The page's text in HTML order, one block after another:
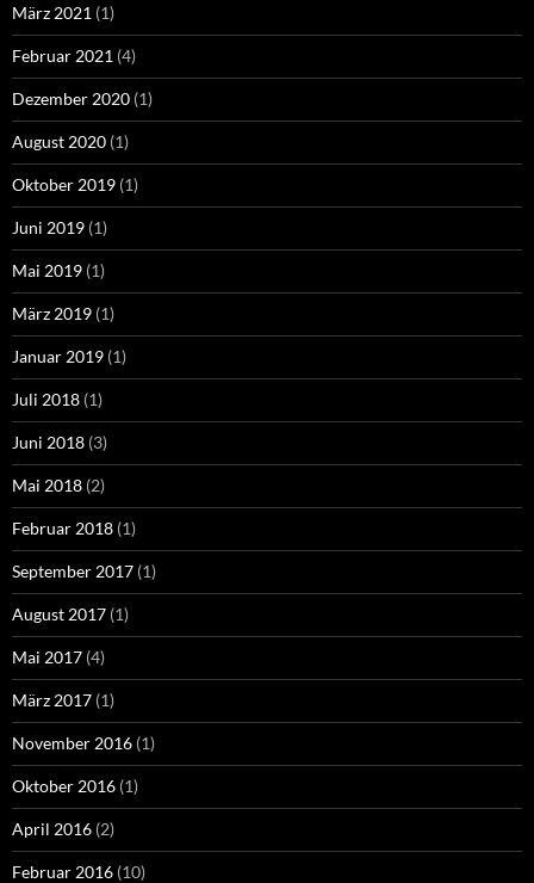
März 2021 (1)
Februar 2021 (4)
Dezember 2020 (1)
August 2020 (1)
Oktober 2019 (1)
Juni 2019 (1)
Mai 2019 (1)
März 2019 (1)
Januar 2019 (1)
Juli 2018 (1)
Juni 2018 (3)
Mai 2018 (2)
Februar 2018 (1)
September 2017 (1)
August 2017 (1)
Mai 2017 (4)
März 2017 (1)
November 2016 (1)
Oktober 2016 (1)
April 2016 (2)
Februar 2016 (10)